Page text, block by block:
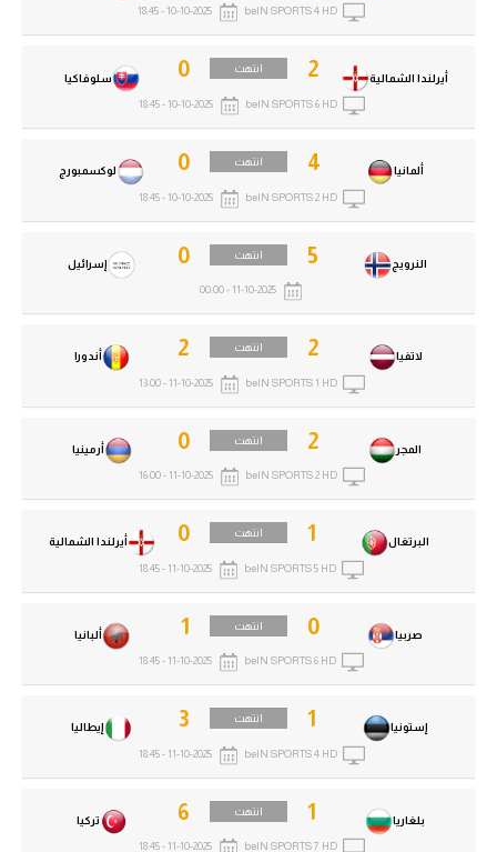
بلغاريا 1 انتهت
تركيا 6
beIN SPORTS 7 HD
11-10-2025 - 18:45
إستونيا 1 انتهت
إيطاليا 3
beIN SPORTS 4 HD
11-10-2025 - 18:45
صربيا 0 انتهت
ألبانيا 1
beIN SPORTS 6 HD
11-10-2025 - 18:45
البرتغال 1 انتهت
أيرلندا الشمالية 0
beIN SPORTS 5 HD
11-10-2025 - 18:45
المجر 2 انتهت
أرمينيا 0
beIN SPORTS 2 HD
11-10-2025 - 16:00
لاتفيا 2 انتهت
أندورا 2
beIN SPORTS 1 HD
11-10-2025 - 13:00
النرويج 5 انتهت
إسرائيل 0
11-10-2025 - 00:00
ألمانيا 4 انتهت
لوكسمبورج 0
beIN SPORTS 2 HD
10-10-2025 - 18:45
أيرلندا الشمالية 2 انتهت
سلوفاكيا 0
beIN SPORTS 6 HD
10-10-2025 - 18:45
beIN SPORTS 4 HD
10-10-2025 - 18:45